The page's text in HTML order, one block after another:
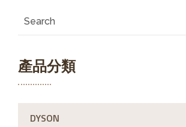
產品分類
DYSON